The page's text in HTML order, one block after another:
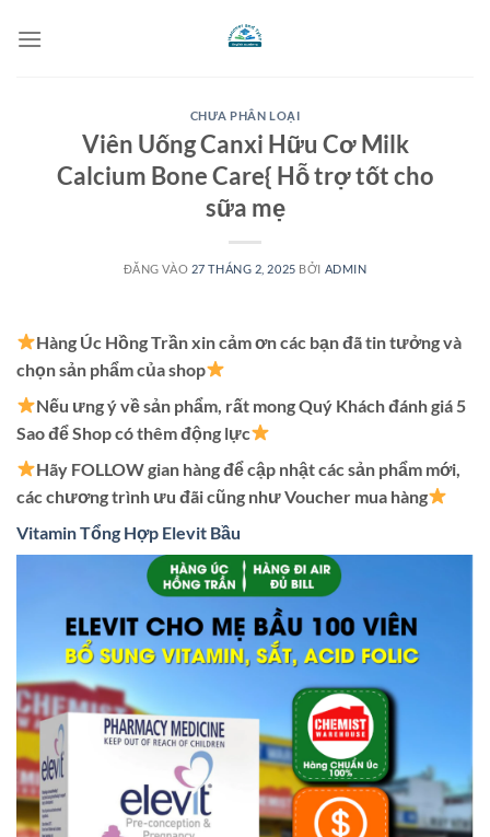
qua
CHƯA PHÂN LOẠI
Viên Uống Canxi Hữu Cơ Milk
Calcium Bone Care{ Hỗ trợ tốt cho
sữa mẹ
ĐĂNG VÀO 27 THÁNG 2, 2025 BỞI ADMIN
Hàng Úc Hồng Trần xin cảm ơn các bạn đã tin tưởng và
chọn sản phẩm của shop
Nếu ưng ý về sản phẩm, rất mong Quý Khách đánh giá 5
Sao để Shop có thêm động lực
Hãy FOLLOW gian hàng để cập nhật các sản phẩm mới,
các chương trình ưu đãi cũng như Voucher mua hàng
Vitamin Tổng Hợp Elevit Bầu